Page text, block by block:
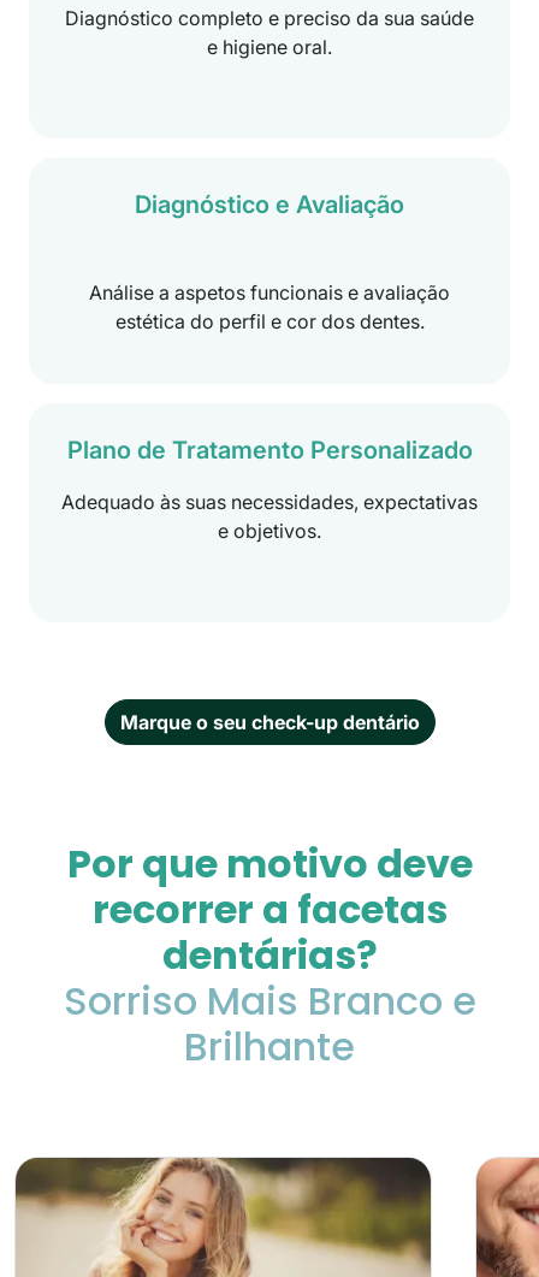
Diagnóstico completo e preciso da sua saúde
e higiene oral.
Diagnóstico e Avaliação
Análise a aspetos funcionais e avaliação
estética do perfil e cor dos dentes.
Plano de Tratamento Personalizado
Adequado às suas necessidades, expectativas
e objetivos.
Marque o seu check-up dentário
Por que motivo deve
recorrer a facetas
dentárias?
Sorriso Mais Branco e
Brilhante